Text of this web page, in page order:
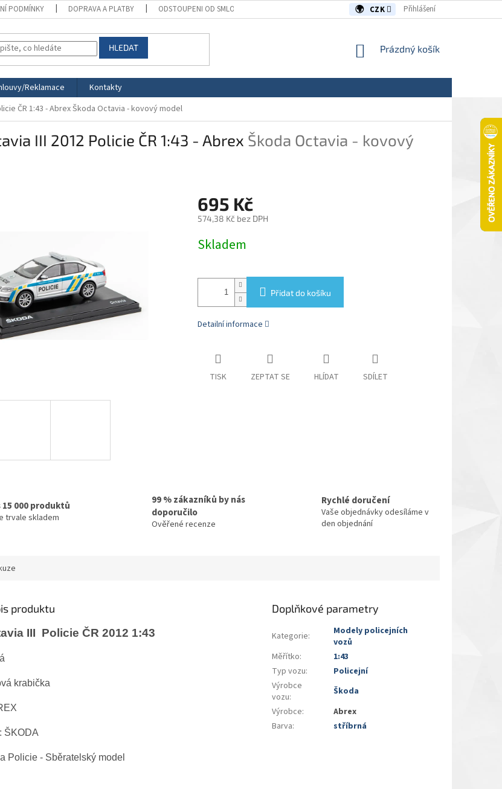
PODMÍNKY DOPRAVA A PLATBY ODSTOUPENI OD SMLOUVY/REKLAMACE CZK Přihlášení
HLEDAT
NÁKUPNÍ
Prázdný košík
Reklamace
Kontakty
ČR 1:43 - AbrexŠkoda Octavia - kovový model
III 2012 Policie ČR 1:43 - Abrex Škoda Octavia - kovový
695 Kč
574,38 Kč bez DPH
cena:
Skladem
Přidat do košíku
Detailní informace
TISK ZEPTAT SE HLÍDAT SDÍLET
15 000 produktů
trvale skladem
99 % zákazníků by nás
doporučilo
Ověřené recenze
Rychlé doručení
Vaše objednávky odesíláme v
den objednání
produktu
III  Policie ČR 2012 1:43
krabička
ŠKODA
Policie - Sběratelský model
Doplňkové parametry
Kategorie:
Modely policejních
vozů
Měřítko:
1:43
Typ vozu:
Policejní
Výrobce
vozu:
Škoda
Výrobce:
Abrex
Barva: stříbrná